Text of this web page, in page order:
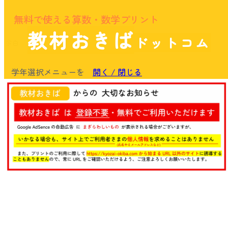
無料で使える算数・数学プリント
教材おきば ドットコム
学年選択メニューを 開く / 閉じる